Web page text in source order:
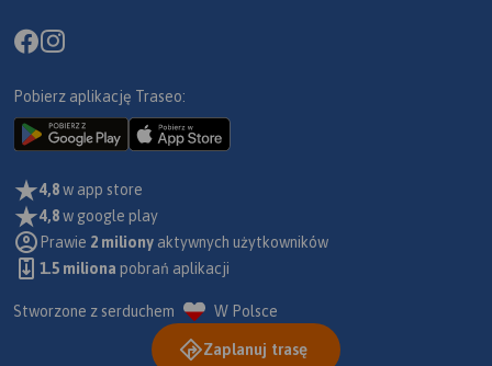
Pobierz aplikację Traseo:
4,8w app store
4,8w google play
Prawie 2 miliony aktywnych użytkowników
1.5 miliona pobrań aplikacji
Stworzone z serduchem W Polsce
Zaplanuj trasę